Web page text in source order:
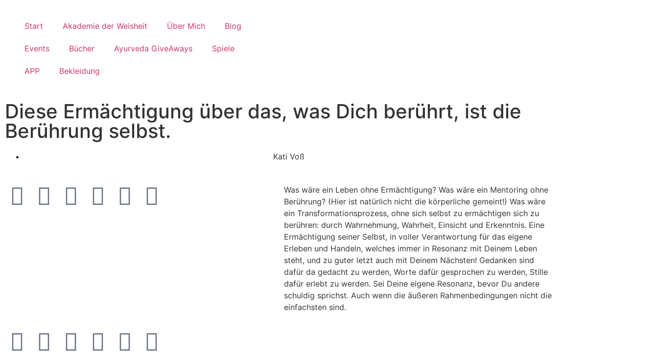
Start Akademie der Weisheit Über Mich Blog
Events Bücher Ayurveda GiveAways Spiele
APP Bekleidung
Diese Ermächtigung über das, was Dich berührt, ist die
Berührung selbst.
Kati Voß
Was wäre ein Leben ohne Ermächtigung? Was wäre ein Mentoring ohne
Berührung? (Hier ist natürlich nicht die körperliche gemeint!) Was wäre
ein Transformationsprozess, ohne sich selbst zu ermächtigen sich zu
berühren: durch Wahrnehmung, Wahrheit, Einsicht und Erkenntnis. Eine
Ermächtigung seiner Selbst, in voller Verantwortung für das eigene
Erleben und Handeln, welches immer in Resonanz mit Deinem Leben
steht, und zu guter letzt auch mit Deinem Nächsten! Gedanken sind
dafür da gedacht zu werden, Worte dafür gesprochen zu werden, Stille
dafür erlebt zu werden. Sei Deine eigene Resonanz, bevor Du andere
schuldig sprichst. Auch wenn die äußeren Rahmenbedingungen nicht die
einfachsten sind.